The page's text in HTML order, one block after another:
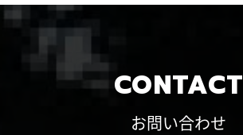
CONTACT
お問い合わせ